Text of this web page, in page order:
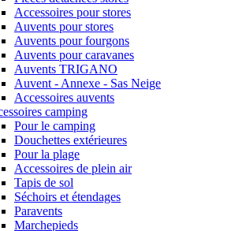
Accessoires pour stores
Auvents pour stores
Auvents pour fourgons
Auvents pour caravanes
Auvents TRIGANO
Auvent - Annexe - Sas Neige
Accessoires auvents
camping
Pour le camping
Douchettes extérieures
Pour la plage
Accessoires de plein air
Tapis de sol
Séchoirs et étendages
Paravents
Marchepieds